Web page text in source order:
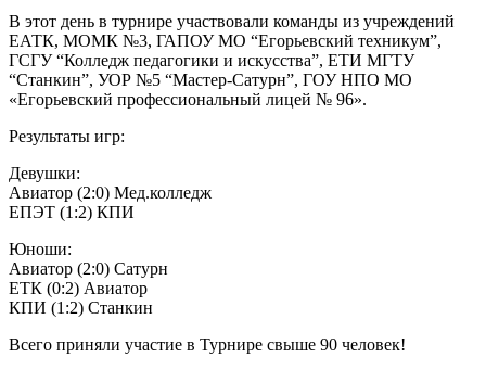
В этот день в турнире участвовали команды из учреждений
ЕАТК, МОМК №3, ГАПОУ МО “Егорьевский техникум”,
ГСГУ “Колледж педагогики и искусства”, ЕТИ МГТУ
“Станкин”, УОР №5 “Мастер-Сатурн”, ГОУ НПО МО
«Егорьевский профессиональный лицей № 96».
Результаты игр:
Девушки:
Авиатор (2:0) Мед.колледж
ЕПЭТ (1:2) КПИ
Юноши:
Авиатор (2:0) Сатурн
ЕТК (0:2) Авиатор
КПИ (1:2) Станкин
Всего приняли участие в Турнире свыше 90 человек!